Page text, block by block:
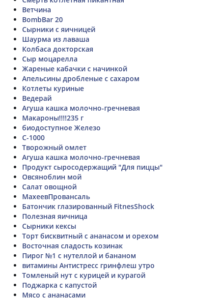
Ветчина
BombBar 20
Сырники с яичницей
Шаурма из лаваша
Колбаса докторская
Сыр моцарелла
Жареные кабачки с начинкой
Апельсины дробленые с сахаром
Котлеты куриные
Ведерай
Агуша кашка молочно-гречневая
Макароны!!!!235 г
биодоступное Железо
С-1000
Творожный омлет
Агуша кашка молочно-гречневая
Продукт сыросодержащий "Для пиццы"
Овсяноблин мой
Салат овощной
МахеевПровансаль
Батончик глазированный FitnesShock
Полезная яичница
Сырники кексы
Торт бисквитный с ананасом и орехом
Восточная сладость козинак
Пирог №1 с нутеллой и бананом
витамины Антистресс гринфлеш утро
Томленый нут с курицей и курагой
Поджарка с капустой
Мясо с ананасами